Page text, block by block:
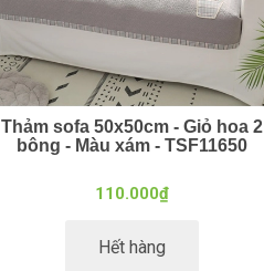
Thảm sofa 50x50cm - Giỏ hoa 2
bông - Màu xám - TSF11650
110.000₫
Hết hàng